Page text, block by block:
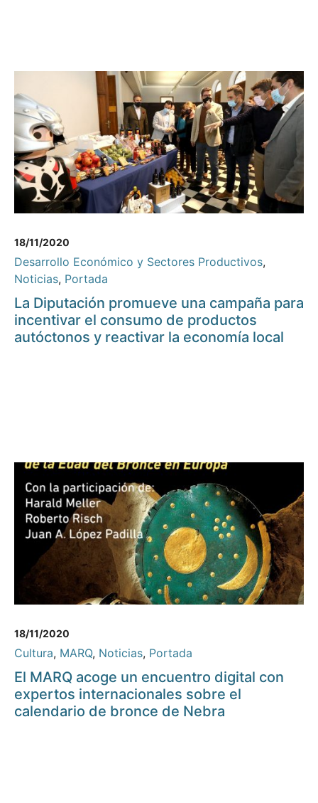
18/11/2020
Desarrollo Económico y Sectores Productivos,
Noticias, Portada
La Diputación promueve una campaña para
incentivar el consumo de productos
autóctonos y reactivar la economía local
18/11/2020
Cultura, MARQ, Noticias, Portada
El MARQ acoge un encuentro digital con
expertos internacionales sobre el
calendario de bronce de Nebra